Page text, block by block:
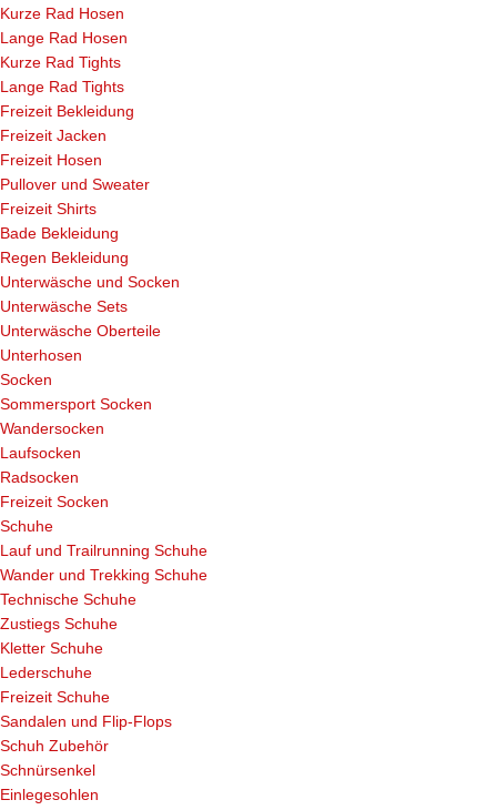
Kurze Rad Hosen
Lange Rad Hosen
Kurze Rad Tights
Lange Rad Tights
Freizeit Bekleidung
Freizeit Jacken
Freizeit Hosen
Pullover und Sweater
Freizeit Shirts
Bade Bekleidung
Regen Bekleidung
Unterwäsche und Socken
Unterwäsche Sets
Unterwäsche Oberteile
Unterhosen
Socken
Sommersport Socken
Wandersocken
Laufsocken
Radsocken
Freizeit Socken
Schuhe
Lauf und Trailrunning Schuhe
Wander und Trekking Schuhe
Technische Schuhe
Zustiegs Schuhe
Kletter Schuhe
Lederschuhe
Freizeit Schuhe
Sandalen und Flip-Flops
Schuh Zubehör
Schnürsenkel
Einlegesohlen